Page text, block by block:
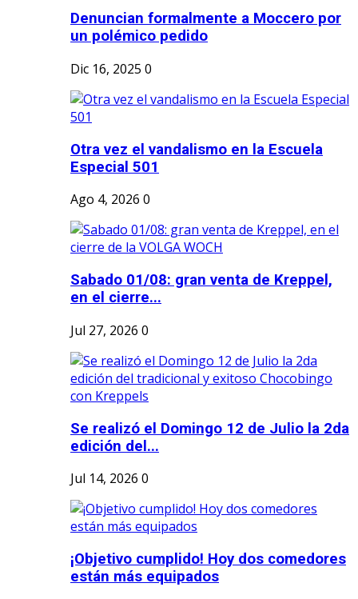
Denuncian formalmente a Moccero por
un polémico pedido
Dic 16, 2025 0
Otra vez el vandalismo en la Escuela
Especial 501
Ago 4, 2026 0
Sabado 01/08: gran venta de Kreppel,
en el cierre...
Jul 27, 2026 0
Se realizó el Domingo 12 de Julio la 2da
edición del...
Jul 14, 2026 0
¡Objetivo cumplido! Hoy dos comedores
están más equipados